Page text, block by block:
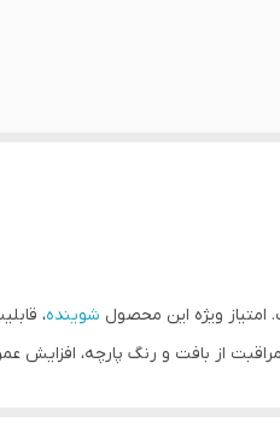
امتیاز ویژه این محصول شوینده،
از بافت و رنگ پارچه، افزایش عمر